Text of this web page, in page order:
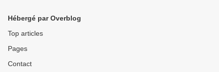
Hébergé par Overblog
Top articles
Pages
Contact